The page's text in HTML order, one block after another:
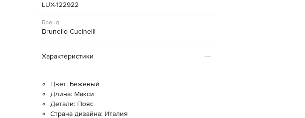
LUX-122922
Бренд
Brunello Cucinelli
Характеристики
Цвет: Бежевый
Длина: Макси
Детали: Пояс
Страна дизайна: Италия